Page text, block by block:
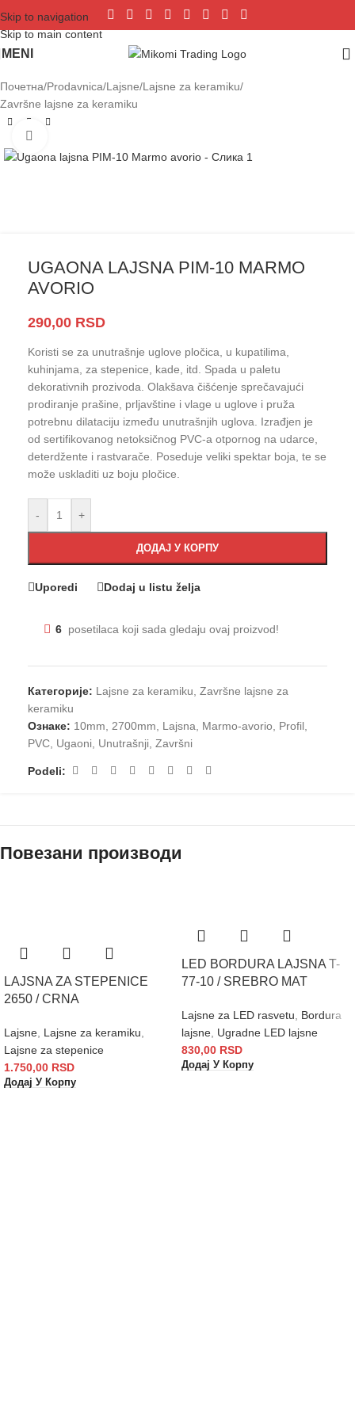
Skip to navigation
Skip to main content
MENI
Почетна/Prodavnica/Lajsne/Lajsne za keramiku/
Završne lajsne za keramiku
UGAONA LAJSNA PIM-10 MARMO
AVORIO
290,00 RSD
Koristi se za unutrašnje uglove pločica, u kupatilima,
kuhinjama, za stepenice, kade, itd. Spada u paletu
dekorativnih prozivoda. Olakšava čišćenje sprečavajući
prodiranje prašine, prljavštine i vlage u uglove i pruža
potrebnu dilataciju između unutrašnjih uglova. Izrađjen je
od sertifikovanog netoksičnog PVC-a otpornog na udarce,
deterdžente i rastvarače. Poseduje veliki spektar boja, te se
može uskladiti uz boju pločice.
- +
ДОДАЈ У КОРПУ
Uporedi Dodaj u listu želja
6 posetilaca koji sada gledaju ovaj proizvod!
Категорије: Lajsne za keramiku, Završne lajsne za
keramiku
Ознаке: 10mm, 2700mm, Lajsna, Marmo-avorio, Profil,
PVC, Ugaoni, Unutrašnji, Završni
Podeli:
Повезани производи
LAJSNA ZA STEPENICE
2650 / CRNA
Lajsne, Lajsne za keramiku,
Lajsne za stepenice
1.750,00 RSD
Додај У Корпу
LED BORDURA LAJSNA T-
77-10 / SREBRO MAT
Lajsne za LED rasvetu, Bordura
lajsne, Ugradne LED lajsne
830,00 RSD
Додај У Корпу